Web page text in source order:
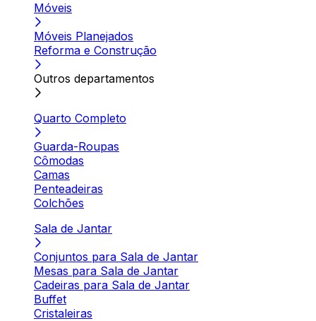
Móveis
Móveis Planejados
Reforma e Construção
Outros departamentos
Quarto Completo
Guarda-Roupas
Cômodas
Camas
Penteadeiras
Colchões
Sala de Jantar
Conjuntos para Sala de Jantar
Mesas para Sala de Jantar
Cadeiras para Sala de Jantar
Buffet
Cristaleiras